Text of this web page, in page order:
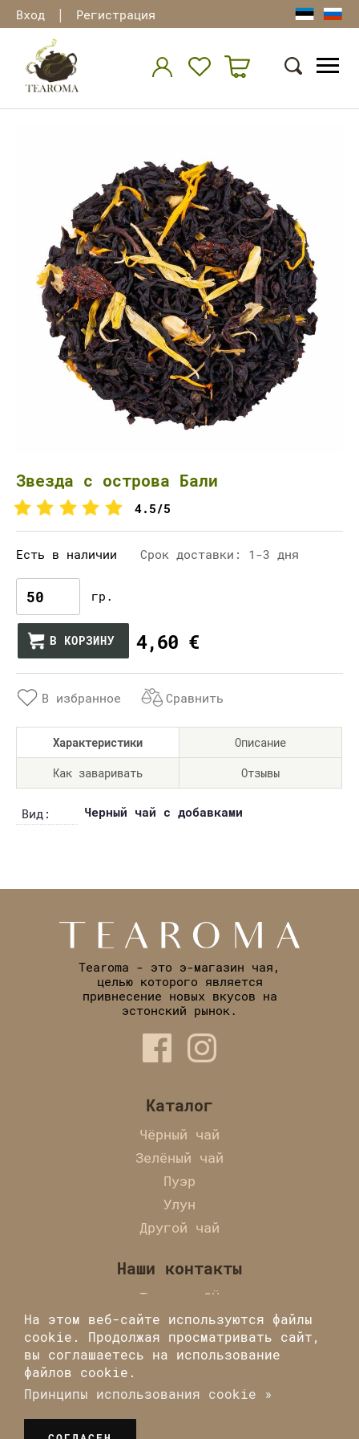
Вход | Регистрация
Звезда с острова Бали
4.5/5
Есть в наличии Срок доставки: 1-3 дня
гр.
В КОРЗИНУ 4,60 €
В избранное Сравнить
Характеристики
Описание
Как заваривать
Отзывы
Вид: Черный чай с добавками
Tearoma - это э-магазин чая,
целью которого является
привнесение новых вкусов на
эстонский рынок.
Каталог
Чёрный чай
Зелёный чай
Пуэр
Улун
Другой чай
Наши контакты
Tearoma OÜ
Laulupeo tn.
10, Tallinn, 10121
+372 56887725
info@tearoma.ee
На этом веб-сайте используются файлы
cookie. Продолжая просматривать сайт,
вы соглашаетесь на использование
файлов cookie.
Принципы использования cookie »